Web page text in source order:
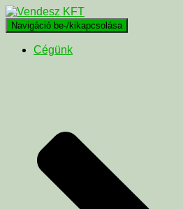
Navigáció be-/kikapcsolása
Cégünk